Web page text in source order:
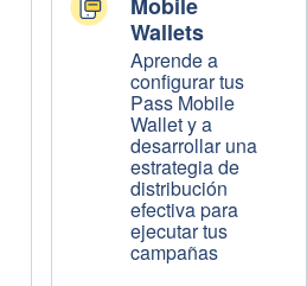
Wallets
Aprende a
configurar tus
Pass Mobile
Wallet y a
desarrollar una
estrategia de
distribución
efectiva para
ejecutar tus
campañas